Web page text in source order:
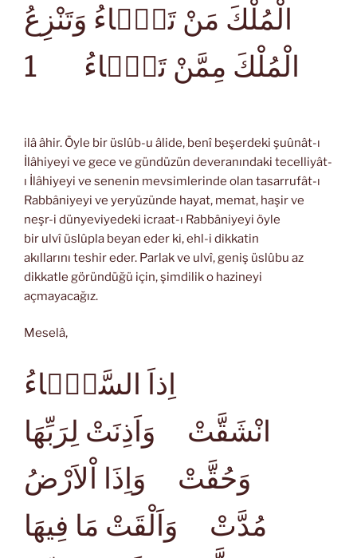
الْمُلْكَ مَنْ تَشَۤاءُ وَتَنْزِعُ
الْمُلْكَ مِمَّنْ تَشَۤاءُ
1
ilâ âhir. Öyle bir üslûb-u âlide, benî beşerdeki şuûnât-ı
İlâhiyeyi ve gece ve gündüzün deveranındaki tecelliyât-
ı İlâhiyeyi ve senenin mevsimlerinde olan tasarrufât-ı
Rabbâniyeyi ve yeryüzünde hayat, memat, haşir ve
neşr-i dünyeviyedeki icraat-ı Rabbâniyeyi öyle
bir ulvî üslûpla beyan eder ki, ehl-i dikkatin
akıllarını teshir eder. Parlak ve ulvî, geniş üslûbu az
dikkatle göründüğü için, şimdilik o hazineyi
açmayacağız.
Meselâ,
اِذاَ السَّمَۤاءُ
انْشَقَّتْ وَاَذِنَتْ لِرَبِّهَا
وَحُقَّتْ وَاِذَا اْلاَرْضُ
مُدَّتْ وَاَلْقَتْ مَا فِيهَا